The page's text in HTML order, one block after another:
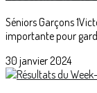
Séniors Garçons
importante pour
30 janvier 2024